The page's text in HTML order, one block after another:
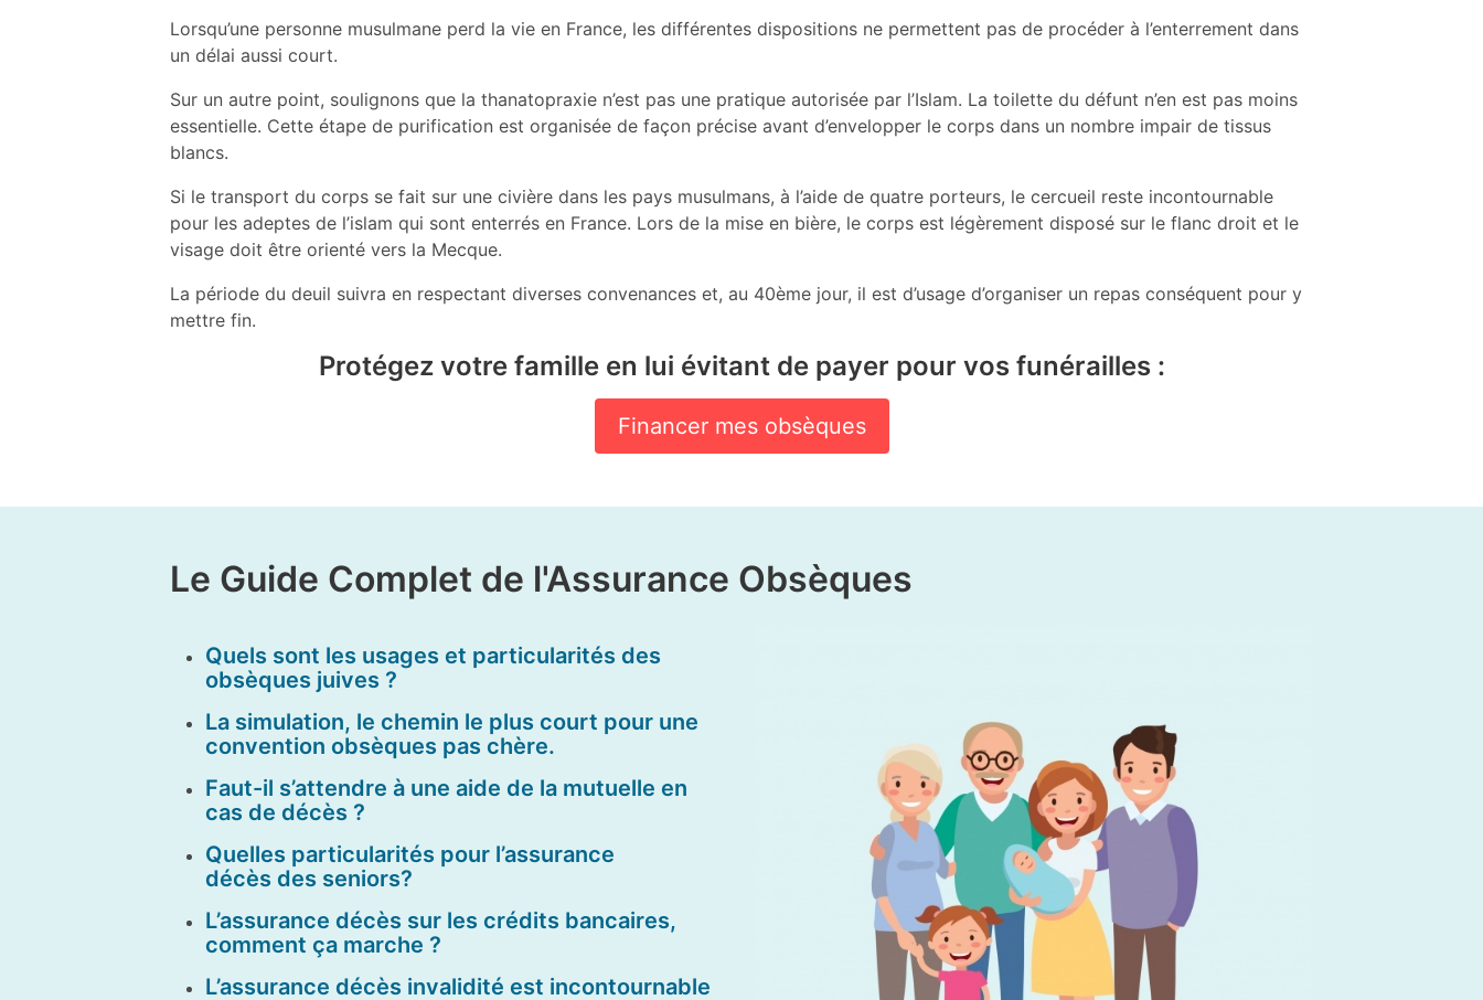
Lorsqu’une personne musulmane perd la vie en France, les différentes dispositions ne permettent pas de procéder à l’enterrement dans
un délai aussi court.
Sur un autre point, soulignons que la thanatopraxie n’est pas une pratique autorisée par l’Islam. La toilette du défunt n’en est pas moins
essentielle. Cette étape de purification est organisée de façon précise avant d’envelopper le corps dans un nombre impair de tissus
blancs.
Si le transport du corps se fait sur une civière dans les pays musulmans, à l’aide de quatre porteurs, le cercueil reste incontournable
pour les adeptes de l’islam qui sont enterrés en France. Lors de la mise en bière, le corps est légèrement disposé sur le flanc droit et le
visage doit être orienté vers la Mecque.
La période du deuil suivra en respectant diverses convenances et, au 40ème jour, il est d’usage d’organiser un repas conséquent pour y
mettre fin.
Protégez votre famille en lui évitant de payer pour vos funérailles :
Financer mes obsèques
Le Guide Complet de l'Assurance Obsèques
Quels sont les usages et particularités des
obsèques juives ?
La simulation, le chemin le plus court pour une
convention obsèques pas chère.
Faut-il s’attendre à une aide de la mutuelle en
cas de décès ?
Quelles particularités pour l’assurance
décès des seniors?
L’assurance décès sur les crédits bancaires,
comment ça marche ?
L’assurance décès invalidité est incontournable